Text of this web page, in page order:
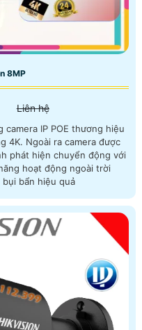
8MP
Liên hệ
camera IP POE thương hiệu
được
phát hiện chuyển động với
hoạt động ngoài trời
bụi bẩn hiệu quả